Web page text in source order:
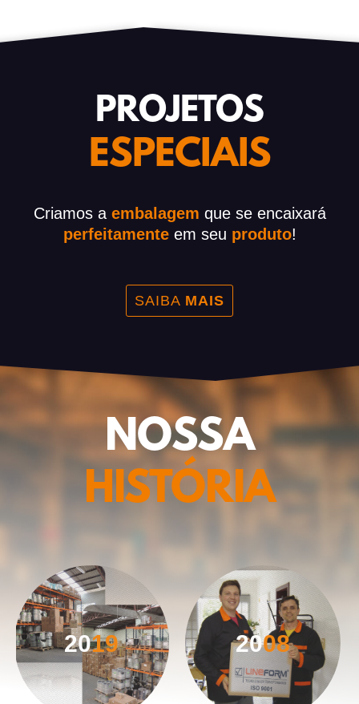
PROJETOS
ESPECIAIS
Criamos a embalagem que se encaixará
perfeitamenteem seu produto!
SAIBA MAIS
NOSSA
HISTÓRIA
2019 2008